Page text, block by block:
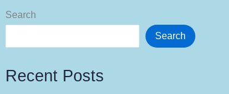
Search
Search
Recent Posts